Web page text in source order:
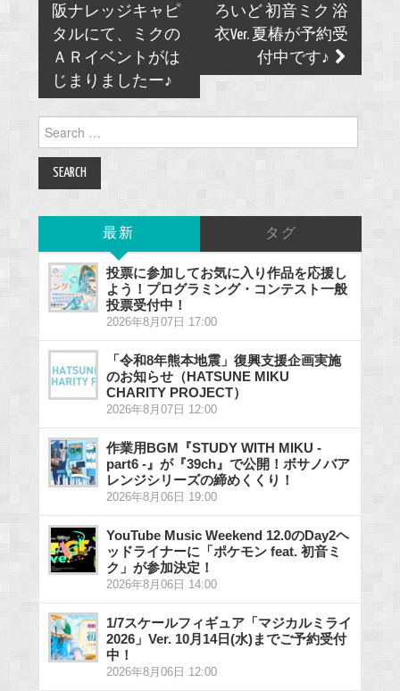
navigation
阪ナレッジキャピ
タルにて、ミクの
ＡＲイベントがは
じまりましたー♪
ろいど 初音ミク 浴
衣Ver. 夏椿が予約受
付中です♪
for:
最新 タグ
投票に参加してお気に入り作品を応援し
よう！プログラミング・コンテスト一般
投票受付中！
2026年8月07日 17:00
「令和8年熊本地震」復興支援企画実施
のお知らせ（HATSUNE MIKU
CHARITY PROJECT）
2026年8月07日 12:00
作業用BGM『STUDY WITH MIKU -
part6 -』が『39ch』で公開！ボサノバア
レンジシリーズの締めくくり！
2026年8月06日 19:00
YouTube Music Weekend 12.0のDay2ヘ
ッドライナーに「ポケモン feat. 初音ミ
ク」が参加決定！
2026年8月06日 14:00
1/7スケールフィギュア「マジカルミライ
2026」Ver. 10月14日(水)までご予約受付
中！
2026年8月06日 12:00